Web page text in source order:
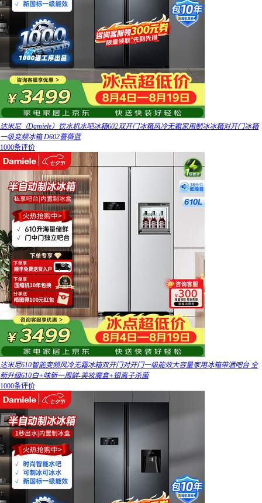
达米尼（Damiele）饮水机水吧冰箱602双开门冰箱风冷无霜家用制冰冰箱对开门冰箱
一级变频冰箱 D602蔷薇蓝
1000条评价
达米尼610智能变频风冷无霜冰箱双开门对开门一级能效大容量家用冰箱带酒吧台 全
新升级610白+味新一周鲜-美妆魔盒+银离子杀菌
1000条评价